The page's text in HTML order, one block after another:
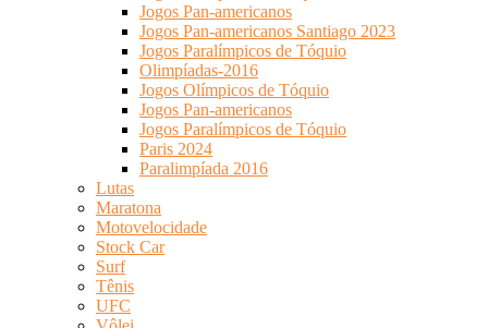
Jogos Pan-americanos
Jogos Pan-americanos Santiago 2023
Jogos Paralímpicos de Tóquio
Olimpíadas-2016
Jogos Olímpicos de Tóquio
Jogos Pan-americanos
Jogos Paralímpicos de Tóquio
Paris 2024
Paralimpíada 2016
Lutas
Maratona
Motovelocidade
Stock Car
Surf
Tênis
UFC